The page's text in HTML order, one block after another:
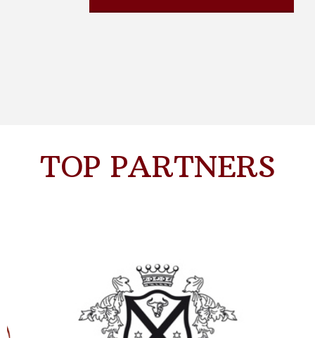
TOP PARTNERS